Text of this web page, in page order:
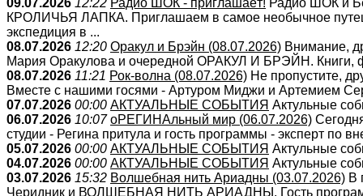
09.07.2026 12:22 Радио ШОК - приглашаeт! Радио ШОК и
КРОЛИЧЬЯ ЛАПКА. Приглашаем в самое необычное
экспедиция в ...
08.07.2026 12:20 Оракул и Брэйн (08.07.2026) Внимание,
Мария Оракулова и очередной ОРАКУЛ И БРЭЙН. Книги,
08.07.2026 11:21 Рок-волна (08.07.2026) Не пропустите,
Вместе с нашими госями - Артуром Миджи и Артемием
07.07.2026 00:00 АКТУАЛЬНЫЕ СОБЫТИЯ Актульные
06.07.2026 10:07 оРЕГИНАльный мир (06.07.2026)
студии - Регина притула и гость программы - эксперт по
05.07.2026 00:00 АКТУАЛЬНЫЕ СОБЫТИЯ Актульные
04.07.2026 00:00 АКТУАЛЬНЫЕ СОБЫТИЯ Актульные
03.07.2026 15:32 Волшебная нить Ариадны (03.07.2026) В
Черидник и ВОЛШЕБНАЯ НИТЬ АРИАДНЫ. Гость